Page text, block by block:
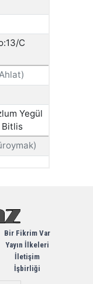
Bir Fikrim Var
Yayın İlkeleri
İletişim
İşbirliği